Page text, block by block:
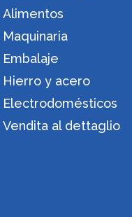
Alimentos
Maquinaria
Embalaje
Hierro y acero
Electrodomésticos
Vendita al dettaglio